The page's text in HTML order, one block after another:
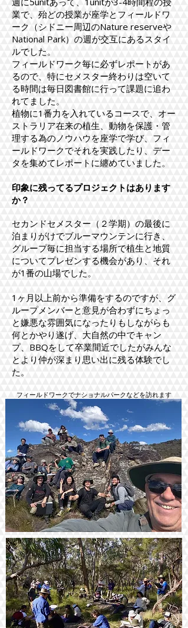
業で、殆どの授業が座学とフィールドワ
ーク（シドニー周辺のNature reserveや
National Park）の週が交互にあるスタイ
ルでした。
フィールドワーク毎に必ずレポートがあ
るので、特にセメスター終わりは空いて
る時間は毎日図書館に行って課題に追わ
れてました。
植物に1番力を入れているコースで、オー
ストラリア在来の植生、動物を保護・管
理する為のノウハウを座学で学び、フィ
ールドワークでそれを実践したり、デー
タを集めてレポートに纏めていました。
印象に残ってるプロジェクトはあります
か？​
セカンドセメスター（２学期）の最後に
泊まりがけでブルーマウンテンに行き、
グループ毎に担当する場所で植生と地質
についてプレゼンする機会があり、それ
が1番の山場でした。
1ヶ月以上前から準備をするのですが、グ
ループメンバーと意見が合わずにちょっ
と嫌悪な雰囲気になったりもしながらも
何とかやり遂げ、大自然の中でキャン
プ、BBQをして卒業間近でしたがみんな
とより仲が深まり思い出に残る体験でし
た。​
フィールドワークでナショナルパークなどを訪れます